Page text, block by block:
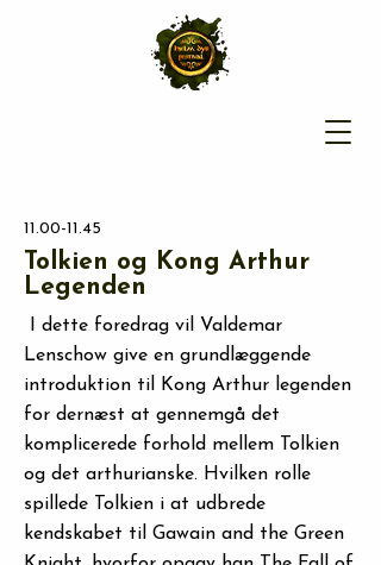
11.00-11.45
Tolkien og Kong Arthur
Legenden
I dette foredrag vil Valdemar
Lenschow give en grundlæggende
introduktion til Kong Arthur legenden
for dernæst at gennemgå det
komplicerede forhold mellem Tolkien
og det arthurianske. Hvilken rolle
spillede Tolkien i at udbrede
kendskabet til Gawain and the Green